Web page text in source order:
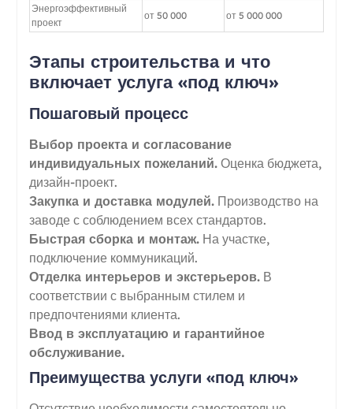
Энергоэффективный
проект
от 50 000 от 5 000 000
Этапы строительства и что
включает услуга «под ключ»
Пошаговый процесс
Выбор проекта и согласование
индивидуальных пожеланий.Оценка бюджета,
дизайн-проект.
Закупка и доставка модулей.Производство на
заводе с соблюдением всех стандартов.
Быстрая сборка и монтаж.На участке,
подключение коммуникаций.
Отделка интерьеров и экстерьеров.В
соответствии с выбранным стилем и
предпочтениями клиента.
Ввод в эксплуатацию и гарантийное
обслуживание.
Преимущества услуги «под ключ»